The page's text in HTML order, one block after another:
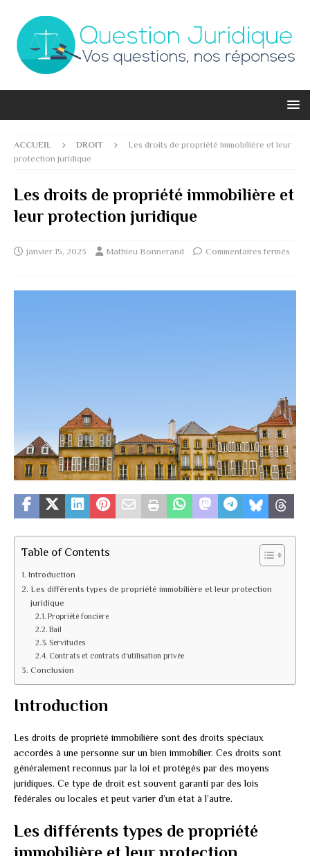
ACCUEIL DROIT
Les droits de propriété immobilière et leur
protection juridique
Les droits de propriété immobilière et
leur protection juridique
janvier 15, 2023 Mathieu Bonnerand Commentaires fermés
Table of Contents
Introduction
Les différents types de propriété immobilière et leur protection
juridique
Propriété foncière
Bail
Servitudes
Contrats et contrats d’utilisation privée
Conclusion
Introduction
Les droits de propriété immobilière sont des droits spéciaux
accordés à une personne sur un bien immobilier. Ces droits sont
généralement reconnus par la loi et protégés par des moyens
juridiques. Ce type de droit est souvent garanti par des lois
fédérales ou locales et peut varier d’un état à l’autre.
Les différents types de propriété
immobilière et leur protection